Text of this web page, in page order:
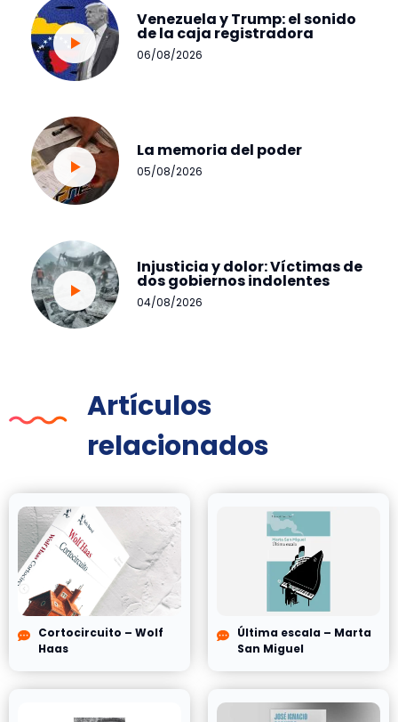
Venezuela y Trump: el sonido
de la caja registradora
06/08/2026
La memoria del poder
05/08/2026
Injusticia y dolor: Víctimas de
dos gobiernos indolentes
04/08/2026
Artículos
relacionados
Cortocircuito – Wolf
Haas
Última escala – Marta
San Miguel